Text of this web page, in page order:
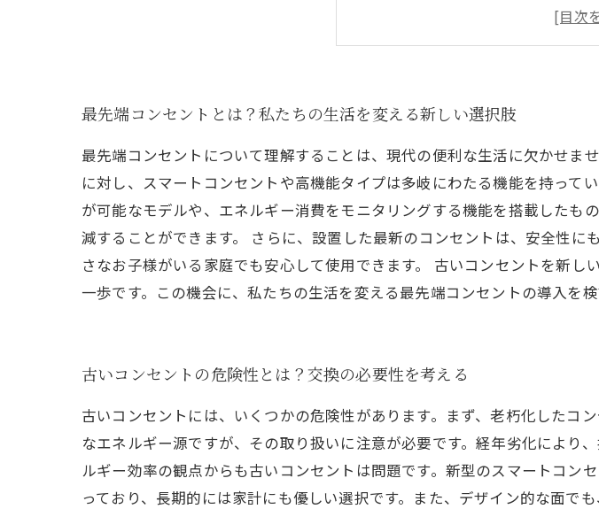
新しいコンセントの選び方：
最先端コンセント導入の結果
最先端コンセントとは？私たちの生活を変える新しい選択肢
最先端コンセントについて理解することは、現代の便利な生活に欠かせ
に対し、スマートコンセントや高機能タイプは多岐にわたる機能を持っ
が可能なモデルや、エネルギー消費をモニタリングする機能を搭載したも
減することができます。 さらに、設置した最新のコンセントは、安全性
さなお子様がいる家庭でも安心して使用できます。 古いコンセントを新
一歩です。この機会に、私たちの生活を変える最先端コンセントの導入を
古いコンセントの危険性とは？交換の必要性を考える
古いコンセントには、いくつかの危険性があります。まず、老朽化したコ
なエネルギー源ですが、その取り扱いに注意が必要です。経年劣化により
ルギー効率の観点からも古いコンセントは問題です。新型のスマートコ
っており、長期的には家計にも優しい選択です。また、デザイン的な面で